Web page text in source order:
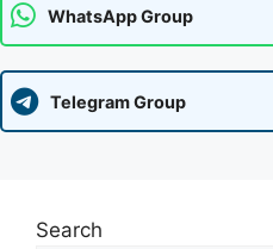
WhatsApp Group
Telegram Group
Search